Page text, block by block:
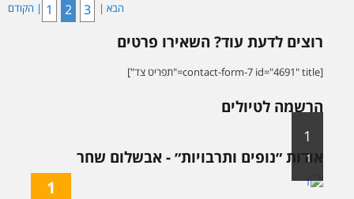
| הקודם 1 2 3 הבא |
רוצים לדעת עוד? השאירו פרטים
[contact-form-7 id="4691" title="תפריט צד"]
הרשמה לטיולים
אודות ״נופים ותרבויות״ - אבשלום שחר
1
1
1